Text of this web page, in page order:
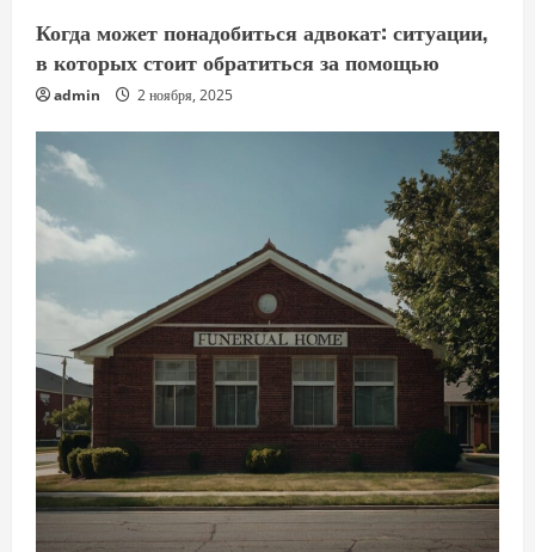
Когда может понадобиться адвокат: ситуации,
в которых стоит обратиться за помощью
admin 2 ноября, 2025